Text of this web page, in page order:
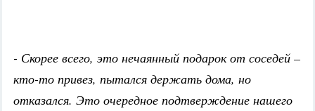
- Скорее всего, это нечаянный подарок от соседей –
кто-то привез, пытался держать дома, но
отказался. Это очередное подтверждение нашего